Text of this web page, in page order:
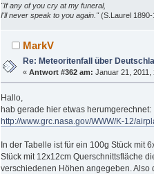
"If any of you cry at my funeral,
I'll never speak to you again."(S.Laurel 1890-
MarkV
Re: Meteoritenfall über
«Antwort #362 am: Januar 21, 2011,
Hallo,
hab gerade hier etwas herumgerechnet:
http://www.grc.nasa.gov/WWW/K-12/
In der Tabelle ist für ein 100g Stück mit
Stück mit 12x12cm Querschnittsfläche
verschiedenen Höhen angegeben. Also